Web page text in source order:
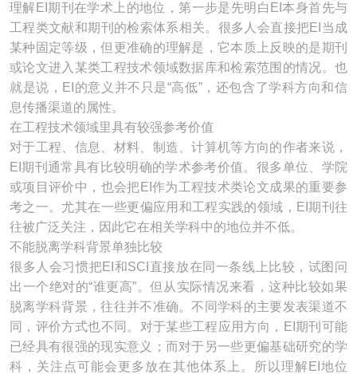
理解EI期刊在学术上的地位，第一步是先明白EI本身首先与
工程类文献和期刊的检索体系相关。很多人会直接把EI当成
某种固定等级，但更准确的理解是，它本质上反映的是期刊
或论文进入某类工程技术领域数据库和检索范围的情况。也
就是说，EI的意义并不只是“高低”，还包含了学科方向和信
息传播渠道的属性。
在工程技术领域里具有较强参考价值
对于工程、信息、材料、制造、计算机等方向的作者来说，
EI期刊通常具有比较明确的学术参考价值。很多单位、学院
或项目评价中，也会把EI作为工程技术类论文成果的重要参
考之一。尤其在一些更偏应用和工程实践的领域，EI期刊往
往被广泛关注，因此它在相关学科中的地位并不低。
不能脱离学科背景单独比较
很多人会习惯把EI和SCI直接放在同一条线上比较，试图问
出一个绝对的“谁更高”。但从实际情况来看，这种比较如果
脱离学科背景，往往并不准确。不同学科的主要发表渠道不
同，评价方式也不同。对于某些工程应用方向，EI期刊可能
已经具有很强的现实意义；而对于另一些更偏基础研究的学
科，关注点可能会更多放在其他体系上。所以理解EI地位